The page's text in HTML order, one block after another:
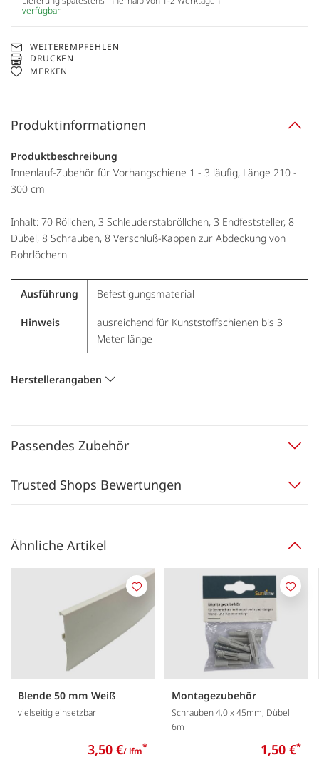
verfügbar
WEITEREMPFEHLEN
DRUCKEN
MERKEN
Produktinformationen
Produktbeschreibung
Innenlauf-Zubehör für Vorhangschiene 1 - 3 läufig, Länge 210 -
300 cm
Inhalt: 70 Röllchen, 3 Schleuderstabröllchen, 3 Endfeststeller, 8
Dübel, 8 Schrauben, 8 Verschluß-Kappen zur Abdeckung von
Bohrlöchern
Ausführung Befestigungsmaterial
Hinweis
ausreichend für Kunststoffschienen bis 3
Meter länge
Herstellerangaben
Passendes Zubehör
Trusted Shops Bewertungen
Ähnliche Artikel
Blende 50 mm Weiß
vielseitig einsetzbar
3,50 €/ lfm*
Merken
Montagezubehör
Schrauben 4,0 x 45mm, Dübel
6m
1,50 €*